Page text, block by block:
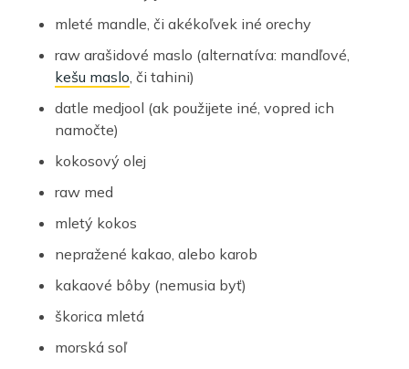
mleté mandle, či akékoľvek iné orechy
raw arašidové maslo (alternatíva: mandľové,
kešu maslo , či tahini)
datle medjool (ak použijete iné, vopred ich
namočte)
kokosový olej
raw med
mletý kokos
nepražené kakao, alebo karob
kakaové bôby (nemusia byť)
škorica mletá
morská soľ